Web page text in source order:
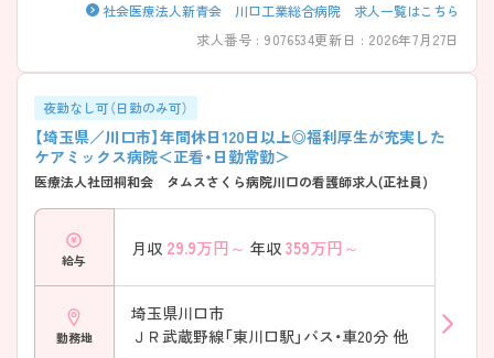
社会医療法人新青会 川口工業総合病院 求人一覧はこちら
求人番号 : 9076534更新日 : 2026年7月27日
夜勤なし可（日勤のみ可）
【埼玉県／川口市】年間休日120日以上◎福利厚生が充実した
ケアミックス病院＜正看・日勤常勤＞
医療法人社団桐和会 タムスさくら病院川口の看護師求人(正社員)
給与
月収 29.9万円～ 年収 359万円～
勤務地
埼玉県川口市
ＪＲ武蔵野線「東川口駅」バス・車20分 他